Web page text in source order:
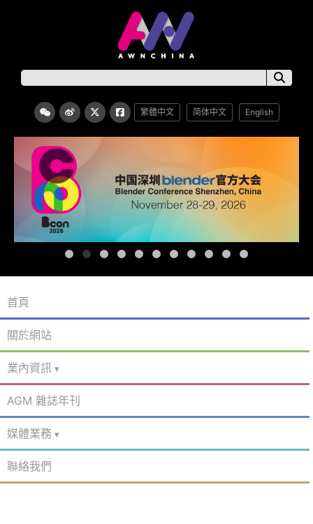
繁體中文 简体中文 English
首頁
關於網站
業內資訊
AGM 雜誌年刊
媒體業務
聯絡我們